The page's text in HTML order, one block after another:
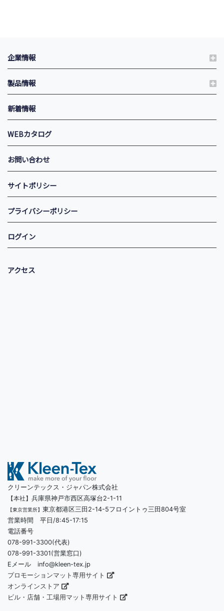
企業情報
製品情報
新着情報
WEBカタログ
お問い合わせ
サイトポリシー
プライバシーポリシー
ログイン
アクセス
クリーンテックス・ジャパン株式会社
【本社】 兵庫県神戸市西区高塚台2-1-11
【東京営業所】 東京都港区三田2-14-5フロイントゥ三田804号室
営業時間 平日/8:45-17:15
電話番号
078-991-3300(代表)
078-991-3301(営業窓口)
Eメール info@kleen-tex.jp
プロモーションマット専用サイト
オンラインストア
ビル・店舗・工場用マット専用サイト